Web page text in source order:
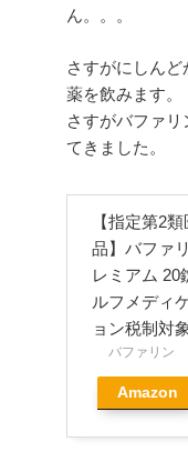
ん。。。
さすがにしん
薬を飲みます。
さすがバファ
てきました。
【指定第2
品】バファ
レミアム
ルフメディ
ョン税制対
バファリン
Amazon